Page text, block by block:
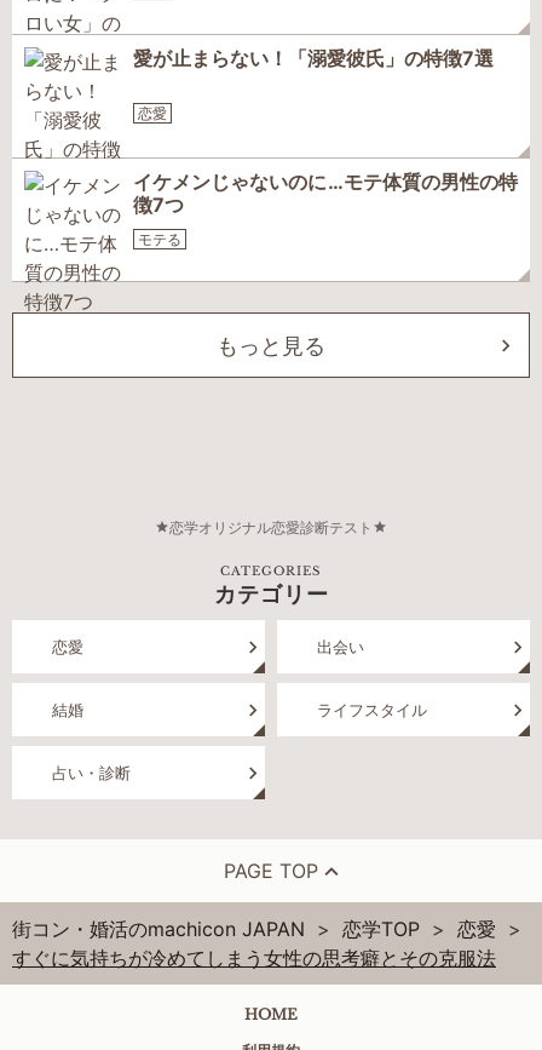
愛が止まらない！「溺愛彼氏」の特徴7選
恋愛
イケメンじゃないのに…モテ体質の男性の特
徴7つ
モテる
もっと見る
恋学オリジナル恋愛診断テスト
CATEGORIES
カテゴリー
恋愛 出会い
結婚 ライフスタイル
占い・診断
PAGE TOP
街コン・婚活のmachicon JAPAN 恋学TOP
恋愛
すぐに気持ちが冷めてしまう女性の思考癖とその克服法
HOME